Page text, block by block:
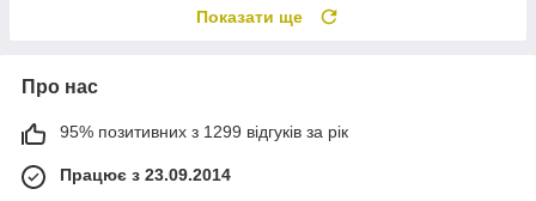
Показати ще
Про нас
95% позитивних з 1299 відгуків за рік
Працює з 23.09.2014